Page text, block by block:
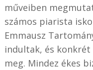
műveiben
számos piarista
Emmausz
indultak, és
meg. Mindez ékes